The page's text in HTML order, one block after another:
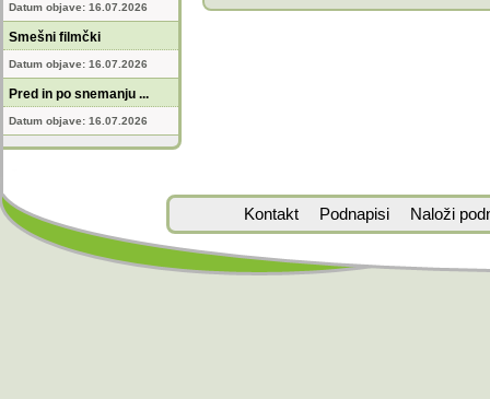
Datum objave: 16.07.2026
Smešni filmčki
Datum objave: 16.07.2026
Pred in po snemanju ...
Datum objave: 16.07.2026
Kontakt Podnapisi Naloži